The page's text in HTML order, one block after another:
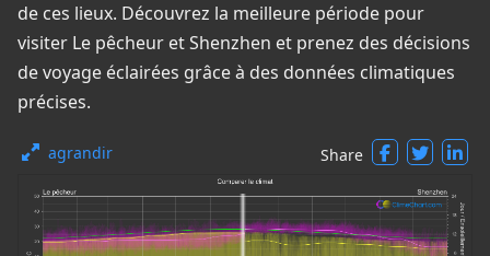
de ces lieux. Découvrez la meilleure période pour
visiter Le pêcheur et Shenzhen et prenez des décisions
de voyage éclairées grâce à des données climatiques
précises.
agrandir Share